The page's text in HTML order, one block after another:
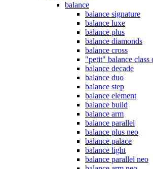
balance
balance signature
balance luxe
balance plus
balance diamonds
balance cross
"petit" balance class
balance decade
balance duo
balance step
balance element
balance build
balance arm
balance parallel
balance plus neo
balance palace
balance light
balance parallel neo